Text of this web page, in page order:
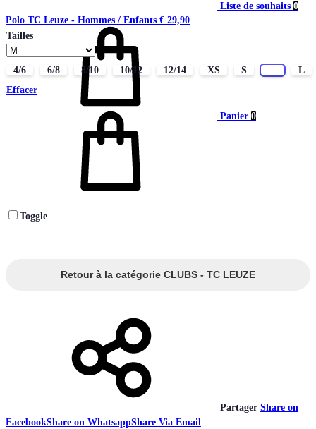
Liste de souhaits 0
Panier 0
Polo TC Leuze - Hommes / Enfants € 29,90
Tailles
4/6 6/8 8/10 10/12 12/14 XS S
L
Effacer
Toggle
Retour à la catégorie CLUBS - TC LEUZE
Partager Share on
FacebookShare on WhatsappShare Via Email